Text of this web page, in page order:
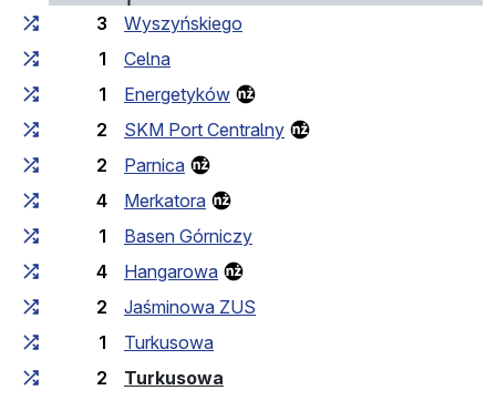
3
Wyszyńskiego
1
Celna
1
Energetyków
2
SKM Port Centralny
2
Parnica
4
Merkatora
1
Basen Górniczy
4
Hangarowa
2
Jaśminowa ZUS
1
Turkusowa
2
Turkusowa